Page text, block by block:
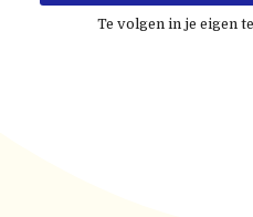
Te volgen in je eigen